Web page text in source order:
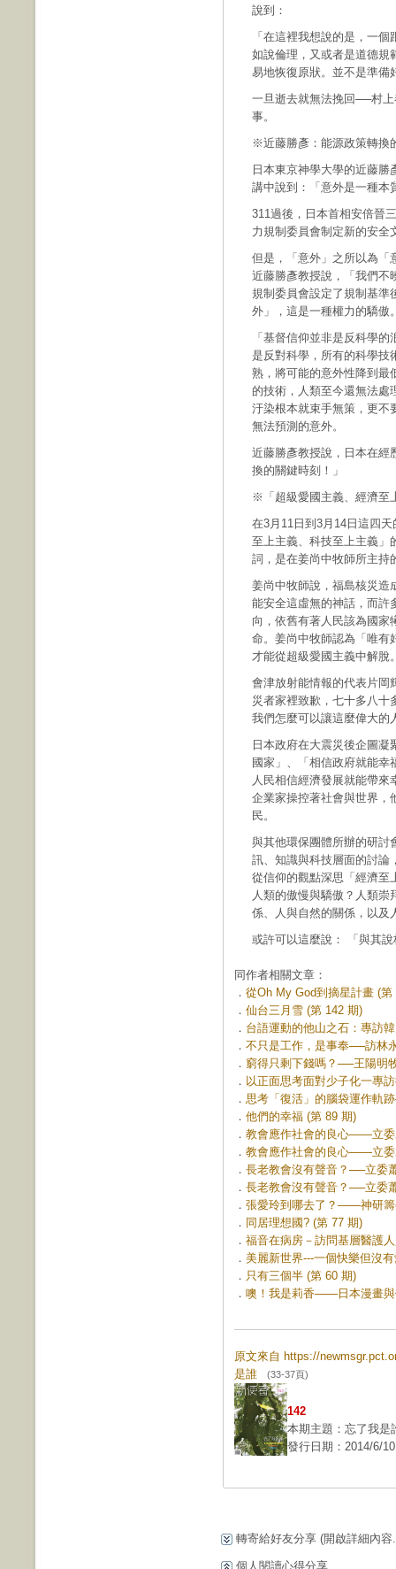
說到：
「在這裡我想說的是，一
如說倫理，又或者是道德規
易地恢復原狀。並不是準備
一旦逝去就無法挽回──村
事。
※近藤勝彥：能源政策轉換
日本東京神學大學的近藤
講中說到：「意外是一種本
311過後，日本首相安倍晉
力規制委員會制定新的安全
但是，「意外」之所以為「
近藤勝彥教授說，「我們
規制委員會設定了規制基準
外」，這是一種權力的驕傲
「基督信仰並非是反科學
是反對科學，所有的科學技
熟，將可能的意外性降到最
的技術，人類至今還無法處
汙染根本就束手無策，更不
無法預測的意外。
近藤勝彥教授說，日本在經
換的關鍵時刻！」
※「超級愛國主義、經濟至
在3月11日到3月14日這四
至上主義、科技至上主義」
詞，是在姜尚中牧師所主持
姜尚中牧師說，福島核災造
能安全這虛無的神話，而許
向，依舊有著人民該為國家
命。姜尚中牧師認為「唯有
才能從超級愛國主義中解脫
會津放射能情報的代表片岡
災者家裡致歉，七十多八十
我們怎麼可以讓這麼偉大
日本政府在大震災後企圖
國家」、「相信政府就能
人民相信經濟發展就能帶
企業家操控著社會與世界，
民。
與其他環保團體所辦的研討
訊、知識與科技層面的討論
從信仰的觀點深思「經濟至
人類的傲慢與驕傲？人類
係、人與自然的關係，以及
或許可以這麼說： 「與其
同作者相關文章：
． 從Oh My God到摘星計畫 (第
． 仙台三月雪 (第 142 期)
． 台語運動的他山之石：專訪
． 不只是工作，是事奉──訪林
． 窮得只剩下錢嗎？──王陽明
． 以正面思考面對少子化一專
． 思考「復活」的腦袋運作軌
． 他們的幸福 (第 89 期)
． 教會應作社會的良心——立委
． 教會應作社會的良心——立委
． 長老教會沒有聲音？──立委
． 長老教會沒有聲音？──立委
． 張愛玲到哪去了？——神研籌
． 同居理想國? (第 77 期)
． 福音在病房－訪問基層醫護
． 美麗新世界---一個快樂但沒
． 只有三個半 (第 60 期)
． 噢！我是莉香——日本漫畫與
原文來自 https://
是誰 (33-37頁)
142
本期主題：忘了我是
發行日期：2014/6/10
轉寄給好友分享 (開啟詳細內容
個人閱讀心得分享